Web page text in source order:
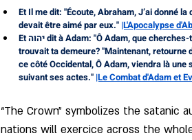
Et Il me dit: "Écoute, Abraham, J’ai donné
devait être aimé par eux." |L'Apocalypse
Et יהוה dit à Adam: "Ô Adam, que cherches-tu sur la bordure Occidentale? Et pourquoi as-tu quitté de ton propre chef la frontière orientale, dans laquelle se
trouvait ta demeure? "Maintenant,
ce côté Occidental, Ô Adam, viendra là
suivant ses actes." |Le Combat d'Adam et
“The Crown” symbolizes the
nations will exercice across the